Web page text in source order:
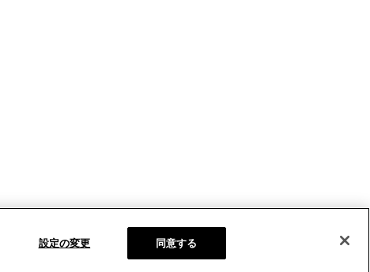
設定の変更 同意する